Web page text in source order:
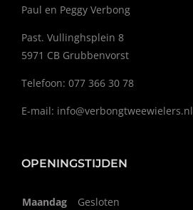
Paul en Peggy Verbong
Past. Vullinghsplein 8
5971 CB Grubbenvorst
Telefoon: 077 366 30 78
E-mail: info@verbongtweewielers.nl
OPENINGSTIJDEN
Maandag
Gesloten